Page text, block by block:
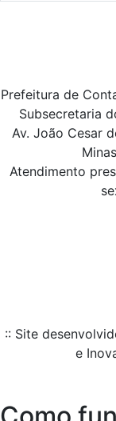
Prefeitura de
Subsecretaria
Av. João Cesar
Atendimento
:: Site
e